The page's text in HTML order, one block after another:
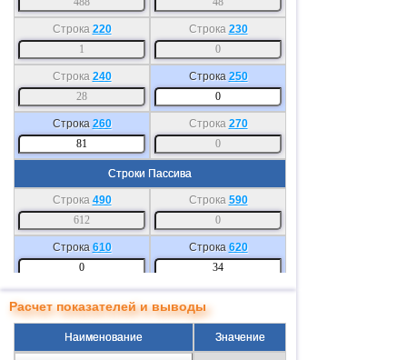
Строка 220 Строка 230
Строка 240 Строка 250
Строка 260 Строка 270
Строки Пассива
Строка 490 Строка 590
Строка 610 Строка 620
Строка630 Строка640
Строка650 Строка660
Расчет показателей и выводы
Наименование Значение